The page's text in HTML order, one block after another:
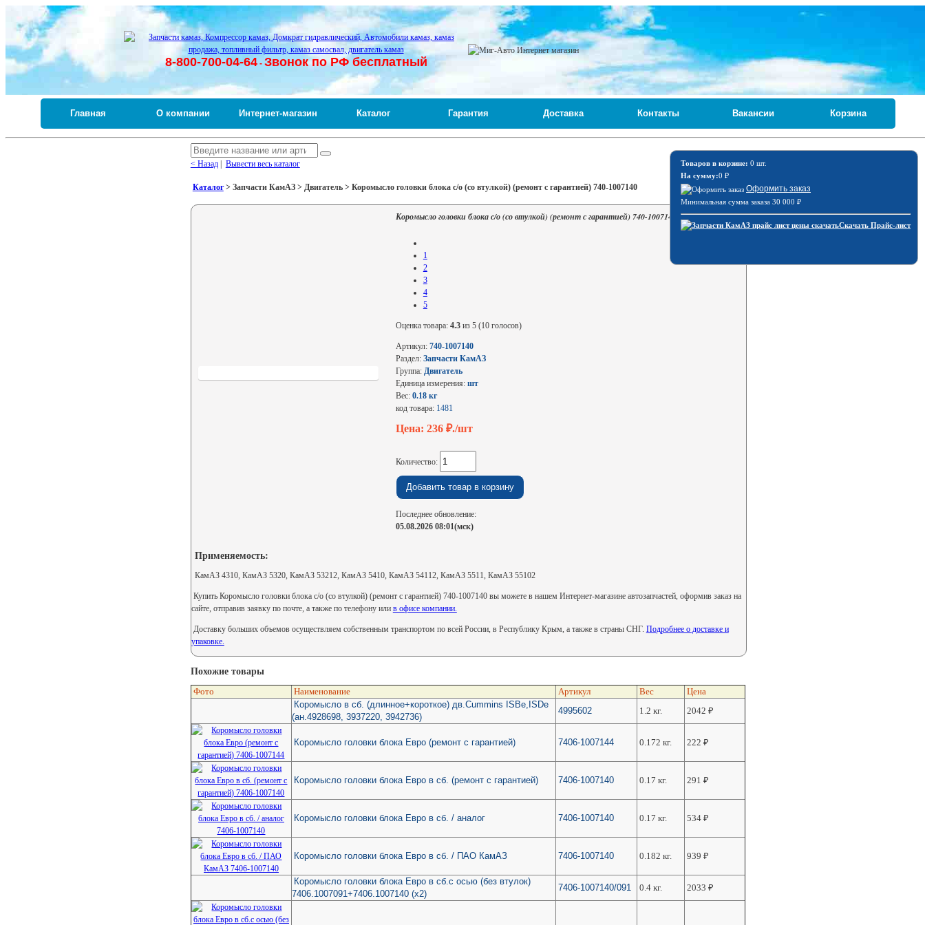
8-800-700-04-64- Звонок по РФ бесплатный
Главная О компании Интернет-магазин Каталог Гарантия Доставка Контакты Вакансии Корзина
Товаров в корзине: 0 шт.
На сумму:0 ₽
Оформить заказ
Минимальная сумма заказа 30 000 ₽
Скачать Прайс-лист
< Назад| Вывести весь каталог
Каталог> Запчасти КамАЗ > Двигатель > Коромысло головки блока с/о (со втулкой) (ремонт с гарантией) 740-1007140
Коромысло головки блока с/о (со втулкой) (ремонт с гарантией) 740-1007140
1
2
3
4
5
Оценка товара: 4.3из 5 (10 голосов)
Артикул: 740-1007140
Раздел: Запчасти КамАЗ
Группа: Двигатель
Единица измерения: шт
Вес: 0.18 кг
код товара: 1481
Цена: 236 ₽./шт
Количество:
Последнее обновление:
05.08.2026 08:01(мск)
Применяемость:
КамАЗ 4310, КамАЗ 5320, КамАЗ 53212, КамАЗ 5410, КамАЗ 54112, КамАЗ 5511, КамАЗ 55102
Купить Коромысло головки блока с/о (со втулкой) (ремонт с гарантией) 740-1007140 вы можете в нашем Интернет-магазине автозапчастей, оформив заказ на
сайте, отправив заявку по почте, а также по телефону или в офисе компании.
Доставку больших объемов осуществляем собственным транспортом по всей России, в Республику Крым, а также в страны СНГ. Подробнее о доставке и
упаковке.
Похожие товары
Фото Наименование Артикул Вес
Цена
Коромысло в сб. (длинное+короткое) дв.Cummins ISBe,ISDe
(ан.4928698, 3937220, 3942736)
4995602 1.2 кг. 2042 ₽
Коромысло головки блока Евро (ремонт с гарантией) 7406-1007144 0.172 кг. 222 ₽
Коромысло головки блока Евро в сб. (ремонт с гарантией) 7406-1007140 0.17 кг. 291 ₽
Коромысло головки блока Евро в сб. / аналог 7406-1007140 0.17 кг. 534 ₽
Коромысло головки блока Евро в сб. / ПАО КамАЗ 7406-1007140 0.182 кг. 939 ₽
Коромысло головки блока Евро в сб.с осью (без втулок)
7406.1007091+7406.1007140 (х2)
7406-1007140/091 0.4 кг. 2033 ₽